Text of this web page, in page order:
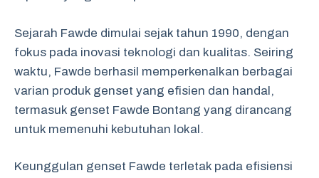
Sejarah Fawde dimulai sejak tahun 1990, dengan
fokus pada inovasi teknologi dan kualitas. Seiring
waktu, Fawde berhasil memperkenalkan berbagai
varian produk genset yang efisien dan handal,
termasuk genset Fawde Bontang yang dirancang
untuk memenuhi kebutuhan lokal.
Keunggulan genset Fawde terletak pada efisiensi